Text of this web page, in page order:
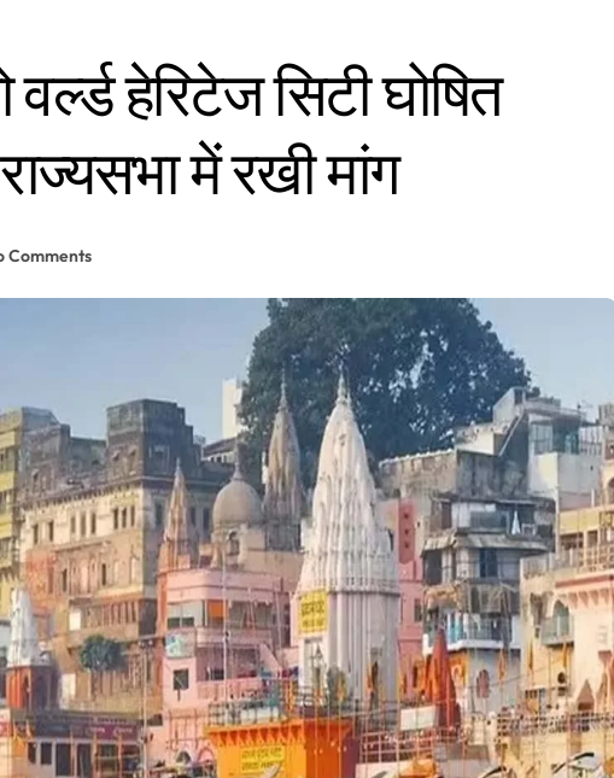
हेरिटेज सिटी घोषित
में रखी मांग
Comments